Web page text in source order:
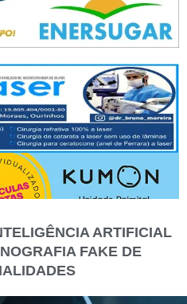
ARTIFICIAL
FAKE DE